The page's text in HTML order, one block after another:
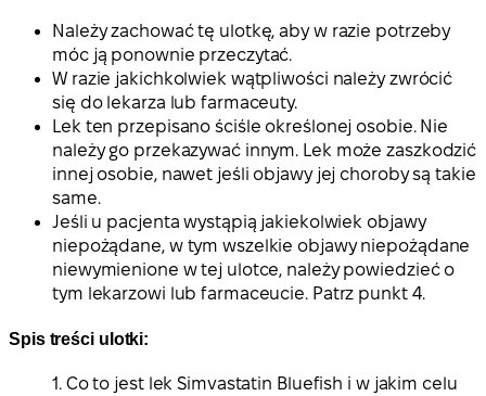
Należy zachować tę ulotkę, aby w razie potrzeby
móc ją ponownie przeczytać.
W razie jakichkolwiek wątpliwości należy zwrócić
się do lekarza lub farmaceuty.
Lek ten przepisano ściśle określonej osobie. Nie
należy go przekazywać innym. Lek może zaszkodzić
innej osobie, nawet jeśli objawy jej choroby są takie
same.
Jeśli u pacjenta wystąpią jakiekolwiek objawy
niepożądane, w tym wszelkie objawy niepożądane
niewymienione w tej ulotce, należy powiedzieć o
tym lekarzowi lub farmaceucie. Patrz punkt 4.
Spis treści ulotki:
1. Co to jest lek Simvastatin Bluefish i w jakim celu